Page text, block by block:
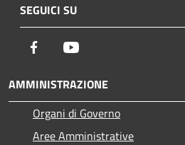
SEGUICI SU
Facebook
AMMINISTRAZIONE
Organi di Governo
Aree Amministrative